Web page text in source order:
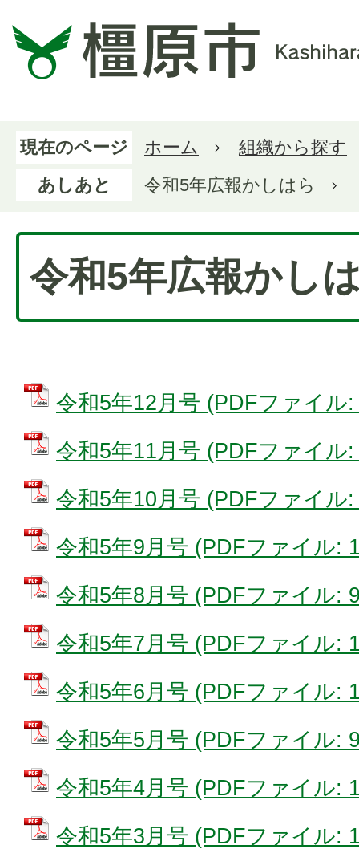
現在のページ ホーム
組織から探す
あしあと
令和5年広報かしはら
令和5年広報かし
令和5年12月号 (PDFファイル
令和5年11月号 (PDFファイル
令和5年10月号 (PDFファイル
令和5年9月号 (PDFファイル:
令和5年8月号 (PDFファイル:
令和5年7月号 (PDFファイル:
令和5年6月号 (PDFファイル:
令和5年5月号 (PDFファイル:
令和5年4月号 (PDFファイル:
令和5年3月号 (PDFファイル: